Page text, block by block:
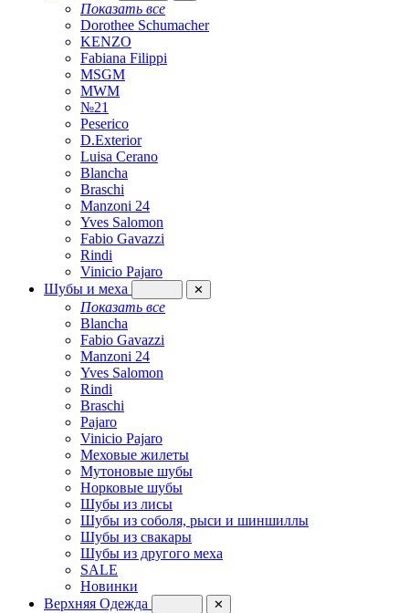
Показать все
Dorothee Schumacher
KENZO
Fabiana Filippi
MSGM
MWM
№21
Peserico
D.Exterior
Luisa Cerano
Blancha
Braschi
Manzoni 24
Yves Salomon
Fabio Gavazzi
Rindi
Vinicio Pajaro
Шубы и меха
✕
Показать все
Blancha
Fabio Gavazzi
Manzoni 24
Yves Salomon
Rindi
Braschi
Pajaro
Vinicio Pajaro
Меховые жилеты
Мутоновые шубы
Норковые шубы
Шубы из лисы
Шубы из соболя, рыси и шиншиллы
Шубы из свакары
Шубы из другого меха
SALE
Новинки
Верхняя Одежда
✕